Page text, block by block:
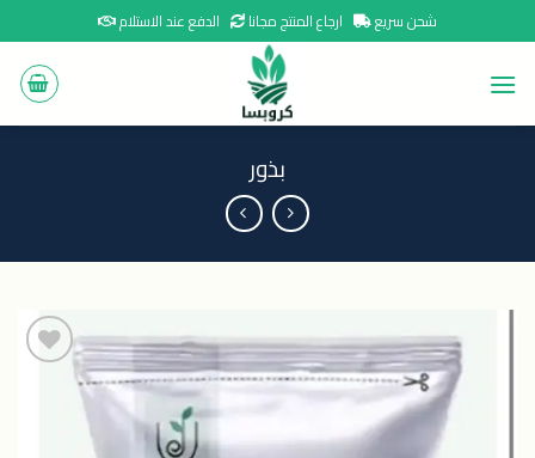
to
content
شحن سريع ارجاع المنتج مجانا الدفع عند الاستلام
بذور